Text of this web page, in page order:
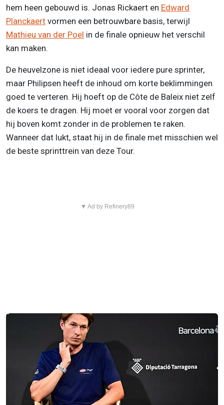
hem heen gebouwd is. Jonas Rickaert en Edward
Planckaert vormen een betrouwbare basis, terwijl
Mathieu van der Poel in de finale opnieuw het verschil
kan maken.
De heuvelzone is niet ideaal voor iedere pure sprinter,
maar Philipsen heeft de inhoud om korte beklimmingen
goed te verteren. Hij hoeft op de Côte de Baleix niet zelf
de koers te dragen. Hij moet er vooral voor zorgen dat
hij boven komt zonder in de problemen te raken.
Wanneer dat lukt, staat hij in de finale met misschien wel
de beste sprinttrein van deze Tour.
▼ Ad by Refinery89